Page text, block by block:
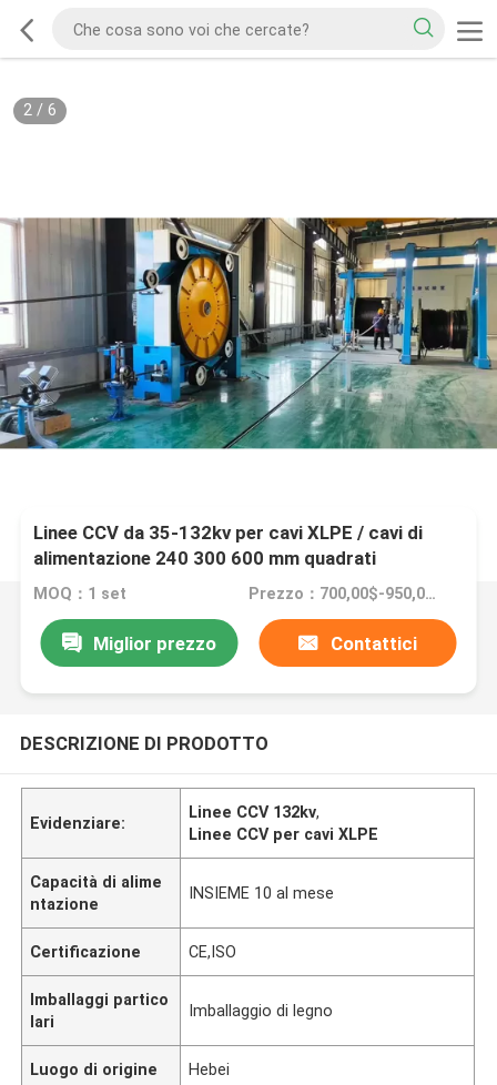
2/ 6
Linee CCV da 35-132kv per cavi XLPE / cavi di
alimentazione 240 300 600 mm quadrati
MOQ：1 set Prezzo：700,00$-950,000$
Miglior prezzo Contattici
DESCRIZIONE DI PRODOTTO
Evidenziare:
Linee CCV 132kv,
Linee CCV per cavi XLPE
Capacità di alime
ntazione
INSIEME 10 al mese
Certificazione CE,ISO
Imballaggi partico
lari
Imballaggio di legno
Luogo di origine Hebei